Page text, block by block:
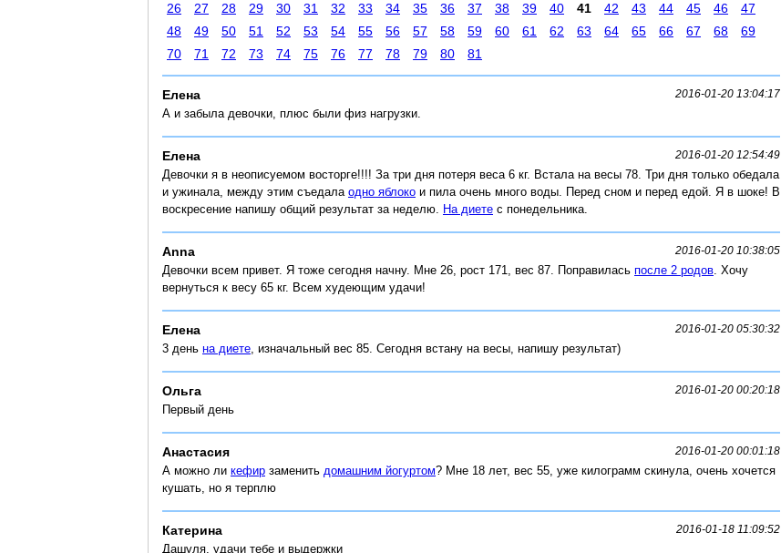
26
27 28 29 30 31 32 33 34 35 36 37 38 39 40 41 42 43 44 45 46
47
48
49 50 51 52 53 54 55 56 57 58 59 60 61 62 63 64 65 66 67 68
69
70
71 72 73 74 75 76 77 78 79 80 81
Елена 2016-01-20 13:04:17
А и забыла девочки, плюс были физ нагрузки.
Елена 2016-01-20 12:54:49
Девочки я в неописуемом восторге!!!! За три дня потеря веса 6 кг. Встала на весы 78. Три дня только обедала
и ужинала, между этим съедала одно яблоко и пила очень много воды. Перед сном и перед едой. Я в шоке! В
воскресение напишу общий результат за неделю. На диете с понедельника.
Anna 2016-01-20 10:38:05
Девочки всем привет. Я тоже сегодня начну. Мне 26, рост 171, вес 87. Поправилась после 2 родов. Хочу
вернуться к весу 65 кг. Всем худеющим удачи!
Елена 2016-01-20 05:30:32
3 день на диете, изначальный вес 85. Сегодня встану на весы, напишу результат)
Ольга 2016-01-20 00:20:18
Первый день
Анастасия 2016-01-20 00:01:18
А можно ли кефир заменить домашним йогуртом? Мне 18 лет, вес 55, уже килограмм скинула, очень хочется
кушать, но я терплю
Катерина 2016-01-18 11:09:52
Дашуля, удачи тебе и выдержки